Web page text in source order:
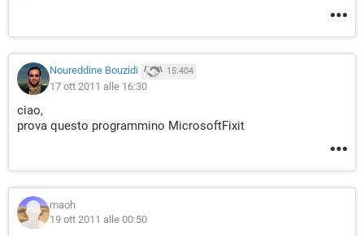
Noureddine Bouzidi 15.404
17 ott 2011 alle 16:30
ciao,
prova questo programmino MicrosoftFixit
maoh
19 ott 2011 alle 00:50